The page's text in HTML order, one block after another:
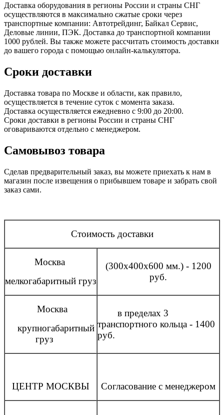
Доставка оборудования в регионы России и страны СНГ
осуществляются в максимально сжатые сроки через
транспортные компании: Автотрейдинг, Байкал Сервис,
Деловые линии, ПЭК. Доставка до транспортной компании
1000 рублей. Вы также можете рассчитать стоимость доставки
до вашего города с помощью онлайн-калькулятора.
Сроки доставки
Доставка товара по Москве и области, как правило,
осуществляется в течение суток с момента заказа.
Доставка осуществляется ежедневно с 9:00 до 20:00.
Сроки доставки в регионы России и страны СНГ
оговариваются отдельно с менеджером.
Самовывоз товара
Сделав предварительный заказ, вы можете приехать к нам в
магазин после извещения о прибывшем товаре и забрать свой
заказ сами.
Стоимость доставки
Москва
мелкогабаритный груз
(300x400x600 мм.) - 1200
руб.
Москва
крупногабаритный
груз
в пределах 3
транспортного кольца - 1400
руб.
ЦЕНТР МОСКВЫ Согласование с менеджером